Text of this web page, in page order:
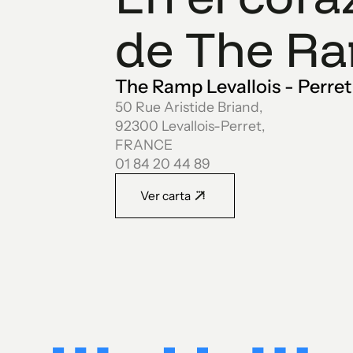
de The
The Ramp Levallois - Perret
50 Rue Aristide Briand,
92300 Levallois-Perret,
FRANCE
01 84 20 44 89
Ver carta